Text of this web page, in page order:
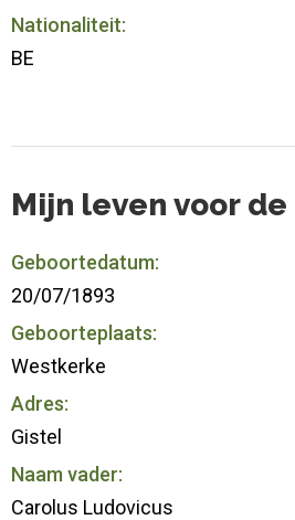
Nationaliteit:
BE
Mijn leven voor
Geboortedatum:
20/07/1893
Geboorteplaats:
Westkerke
Adres:
Gistel
Naam vader:
Carolus Ludovicus